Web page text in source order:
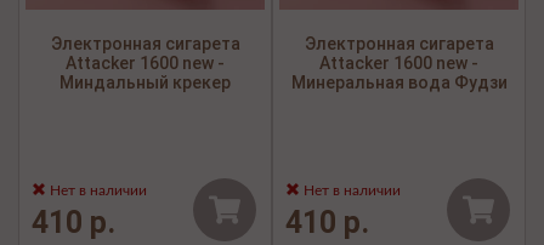
Электронная сигарета
Attacker 1600 new -
Миндальный крекер
Нет в наличии
410 р.
Электронная сигарета
Attacker 1600 new -
Минеральная вода Фудзи
Нет в наличии
410 р.